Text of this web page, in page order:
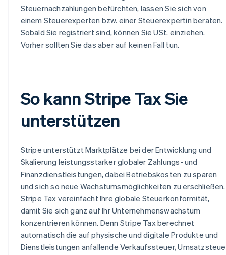
Steuernachzahlungen befürchten, lassen Sie sich von
einem Steuerexperten bzw. einer Steuerexpertin beraten.
Sobald Sie registriert sind, können Sie USt. einziehen.
Vorher sollten Sie das aber auf keinen Fall tun.
So kann Stripe Tax Sie
unterstützen
Stripe unterstützt Marktplätze bei der Entwicklung und
Skalierung leistungsstarker globaler Zahlungs- und
Finanzdienstleistungen, dabei Betriebskosten zu sparen
und sich so neue Wachstumsmöglichkeiten zu erschließen.
Stripe Tax vereinfacht Ihre globale Steuerkonformität,
damit Sie sich ganz auf Ihr Unternehmenswachstum
konzentrieren können. Denn Stripe Tax berechnet
automatisch die auf physische und digitale Produkte und
Dienstleistungen anfallende Verkaufssteuer,